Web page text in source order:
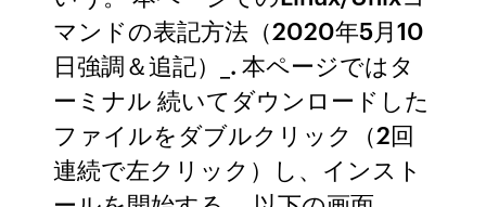
マンドの表記方法（2020年5月10
日強調＆追記）_. 本ページではタ
ーミナル 続いてダウンロードした
ファイルをダブルクリック（2回
連続で左クリック）し、インスト